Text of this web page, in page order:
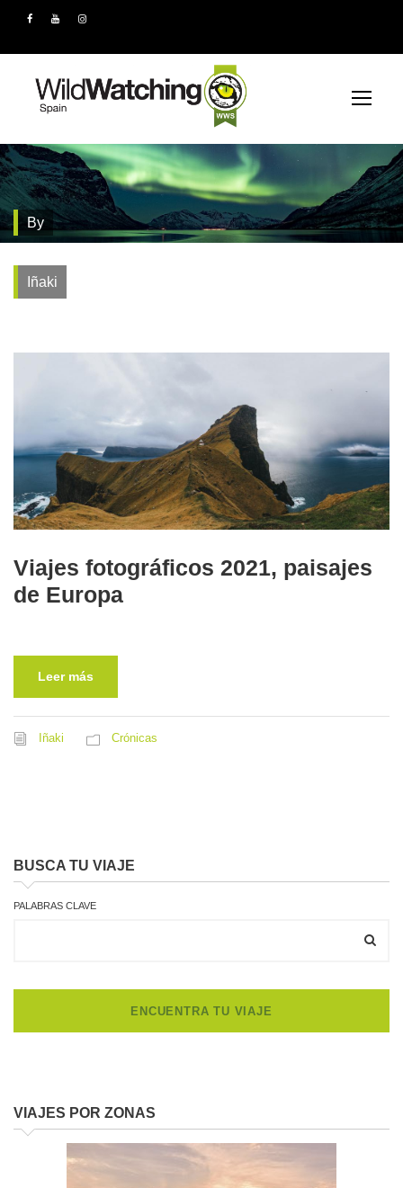
By
Iñaki
Viajes fotográficos 2021, paisajes
de Europa
Leer más
Iñaki Crónicas
BUSCA TU VIAJE
PALABRAS CLAVE
VIAJES POR ZONAS